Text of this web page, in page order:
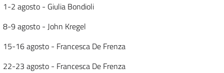
1-2 agosto - Giulia Bondioli
8-9 agosto - John Kregel
15-16 agosto - Francesca De Frenza
22-23 agosto - Francesca De Frenza